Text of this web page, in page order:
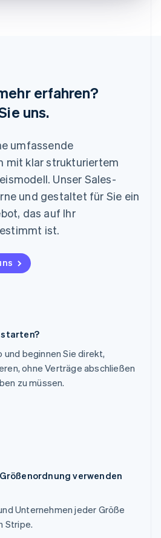
erfahren?
uns.
umfassende
mit klar strukturiertem
Unser Sales-
und gestaltet für Sie ein
das auf Ihr
ist.
und beginnen Sie direkt,
ohne Verträge abschließen
zu müssen.
verwenden
Unternehmen jeder Größe
Stripe.
English